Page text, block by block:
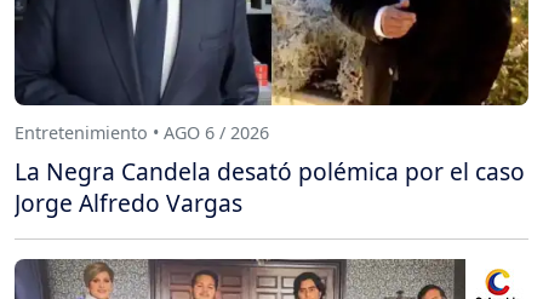
Entretenimiento • AGO 6 / 2026
La Negra Candela desató polémica por el caso
Jorge Alfredo Vargas